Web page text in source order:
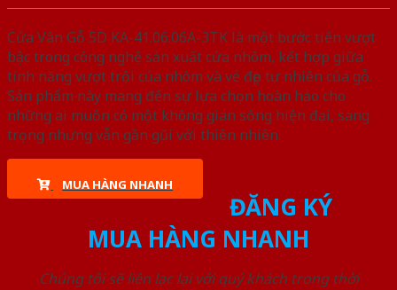
Cửa Vân Gỗ 5D KA-41.06.06A-3TK là một bước tiến vượt
bậc trong công nghệ sản xuất cửa nhôm, kết hợp giữa
tính năng vượt trội của nhôm và vẻ đẹp tự nhiên của gỗ.
Sản phẩm này mang đến sự lựa chọn hoàn hảo cho
những ai muốn có một không gian sống hiện đại, sang
trọng nhưng vẫn gần gũi với thiên nhiên.
MUA HÀNG NHANH
ĐĂNG KÝ
MUA HÀNG NHANH
Chúng tôi sẽ liên lạc lại với quý khách trong thời